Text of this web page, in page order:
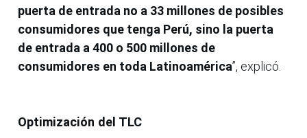
puerta de entrada no a 33 millones de posibles
consumidores que tenga Perú, sino la puerta
de entrada a 400 o 500 millones de
consumidores en toda Latinoamérica”, explicó.
Optimización del TLC